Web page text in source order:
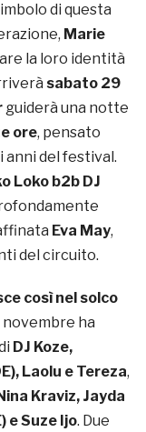
di questa
Marie
la loro identità
sabato 29
guiderà una notte
ore, pensato
del festival.
Loko b2b DJ
Eva May,
del circuito.
così nel solco
novembre ha
DJ Koze,
Laolu e Tereza,
Kraviz, Jayda
e Suze Ijo. Due